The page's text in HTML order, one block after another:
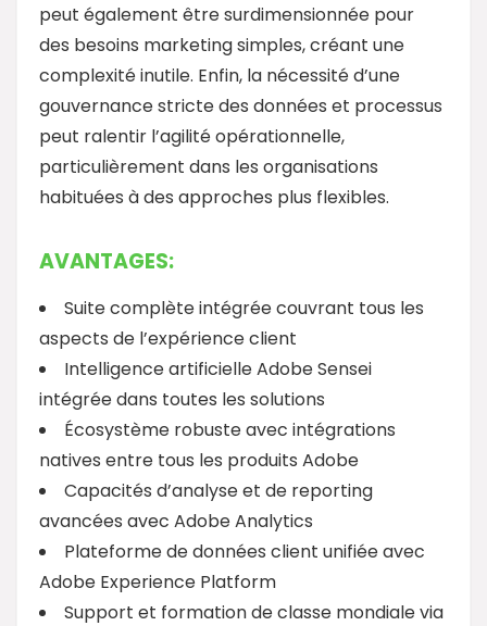
peut également être surdimensionnée pour
des besoins marketing simples, créant une
complexité inutile. Enfin, la nécessité d’une
gouvernance stricte des données et processus
peut ralentir l’agilité opérationnelle,
particulièrement dans les organisations
habituées à des approches plus flexibles.
AVANTAGES:
Suite complète intégrée couvrant tous les
aspects de l’expérience client
Intelligence artificielle Adobe Sensei
intégrée dans toutes les solutions
Écosystème robuste avec intégrations
natives entre tous les produits Adobe
Capacités d’analyse et de reporting
avancées avec Adobe Analytics
Plateforme de données client unifiée avec
Adobe Experience Platform
Support et formation de classe mondiale via